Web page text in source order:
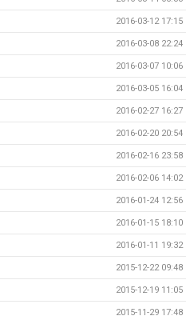
2016-03-12 17:15
2016-03-08 22:24
2016-03-07 10:06
2016-03-05 16:04
2016-02-27 16:27
2016-02-20 20:54
2016-02-16 23:58
2016-02-06 14:02
2016-01-24 12:56
2016-01-15 18:10
2016-01-11 19:32
2015-12-22 09:48
2015-12-19 11:05
2015-11-29 17:48